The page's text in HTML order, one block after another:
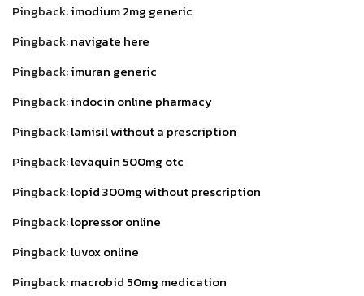
Pingback:imodium 2mg generic
Pingback:navigate here
Pingback:imuran generic
Pingback:indocin online pharmacy
Pingback:lamisil without a prescription
Pingback:levaquin 500mg otc
Pingback:lopid 300mg without prescription
Pingback:lopressor online
Pingback:luvox online
Pingback:macrobid 50mg medication